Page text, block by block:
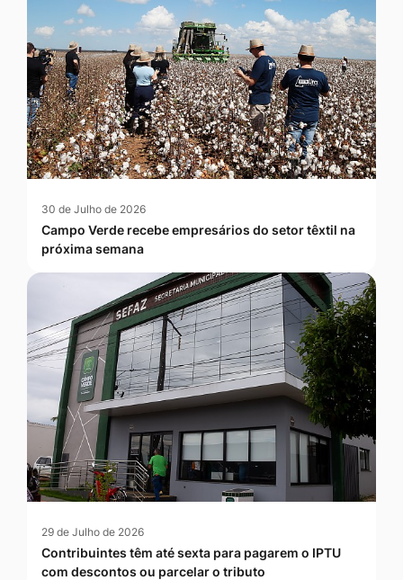
30 de Julho de 2026
Campo Verde recebe empresários do setor têxtil na
próxima semana
29 de Julho de 2026
Contribuintes têm até sexta para pagarem o IPTU
com descontos ou parcelar o tributo